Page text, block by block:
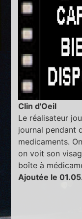
Clin d'Oeil
Le réalisateur
journal pendant
medicaments.
on voit son
boîte à
Ajoutée le